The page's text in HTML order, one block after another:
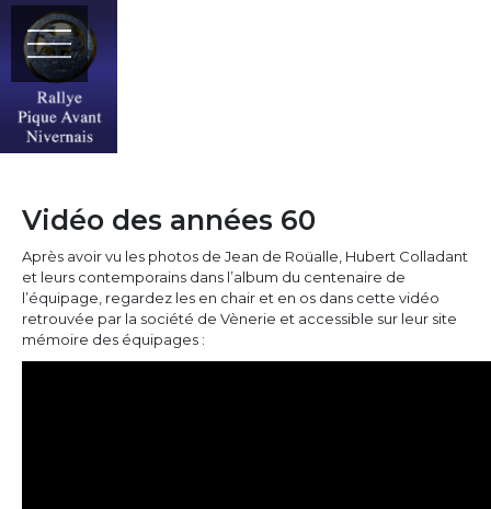
Vidéo des années 60
Après avoir vu les photos de Jean de Roüalle, Hubert Colladant
et leurs contemporains dans l’album du centenaire de
l’équipage, regardez les en chair et en os dans cette vidéo
retrouvée par la société de Vènerie et accessible sur leur site
mémoire des équipages :